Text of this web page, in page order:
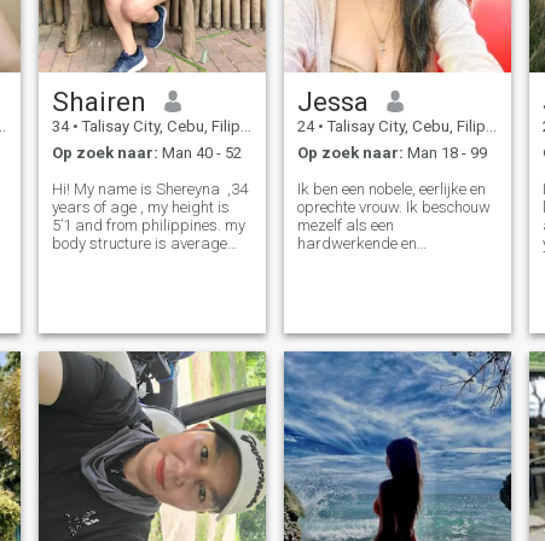
Shairen
34 • Talisay City, Cebu, Filipijnen
Op zoek naar: Man 40 - 52
Hi! My name is Shereyna ,34
years of age , my height is
5’1 and from philippines. my
body structure is average
romantic movies
Jessa
24 • Talisay City, Cebu, Filipijnen
Op zoek naar: Man 18 - 99
Ik ben een nobele, eerlijke en
oprechte vrouw. Ik beschouw
mezelf als een
hardwerkende en
doe in mijn persoonlijke en
professionele leven. Ik denk
ook dat ik een romanticus
ben en ik zou graag mijn
speciale persoon hebben om
al de liefde te geven die ik
heb Ik zal kennis maken met
een persoon die nooit iets
verbergt! Dat is waarom als
je me wilt leren kennen. Ik
kan je beloven dat ik eerlijk
tegen je zal zijn en al mijn